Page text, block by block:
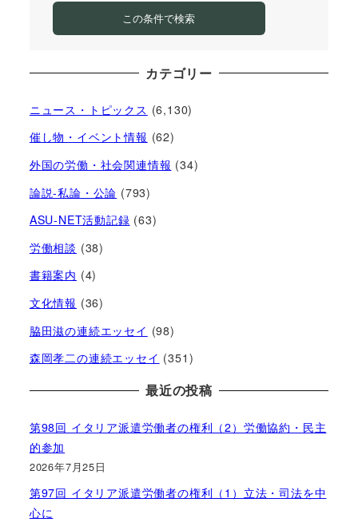
この条件で検索
カテゴリー
ニュース・トピックス (6,130)
催し物・イベント情報 (62)
外国の労働・社会関連情報 (34)
論説-私論・公論 (793)
ASU-NET活動記録 (63)
労働相談 (38)
書籍案内 (4)
文化情報 (36)
脇田滋の連続エッセイ (98)
森岡孝二の連続エッセイ (351)
最近の投稿
第98回 イタリア派遣労働者の権利（2）労働協約・民主
的参加
2026年7月25日
第97回 イタリア派遣労働者の権利（1）立法・司法を中
心に